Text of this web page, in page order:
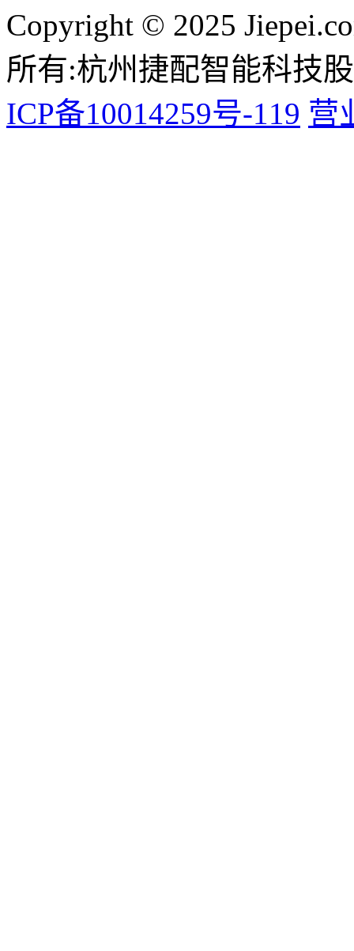
Copyright © 2025
所有:杭州捷配智能科技
ICP备10014259号-119 营